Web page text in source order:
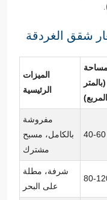
(بالمتر
المربع)
الميزات
الرئيسية
40-60
مفروشة
بالكامل، مسبح
مشترك
80-
شرفة، مطلة
على البحر